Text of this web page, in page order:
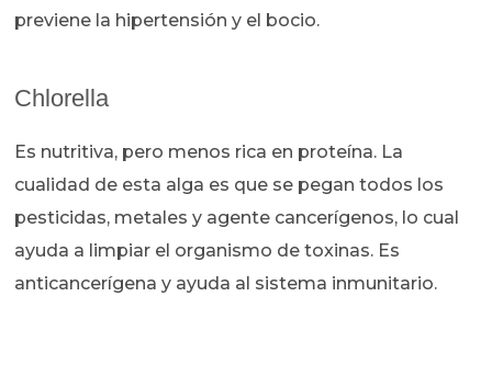
previene la hipertensión y el bocio.
Chlorella
Es nutritiva, pero menos rica en proteína. La
cualidad de esta alga es que se pegan todos los
pesticidas, metales y agente cancerígenos, lo cual
ayuda a limpiar el organismo de toxinas. Es
anticancerígena y ayuda al sistema inmunitario.